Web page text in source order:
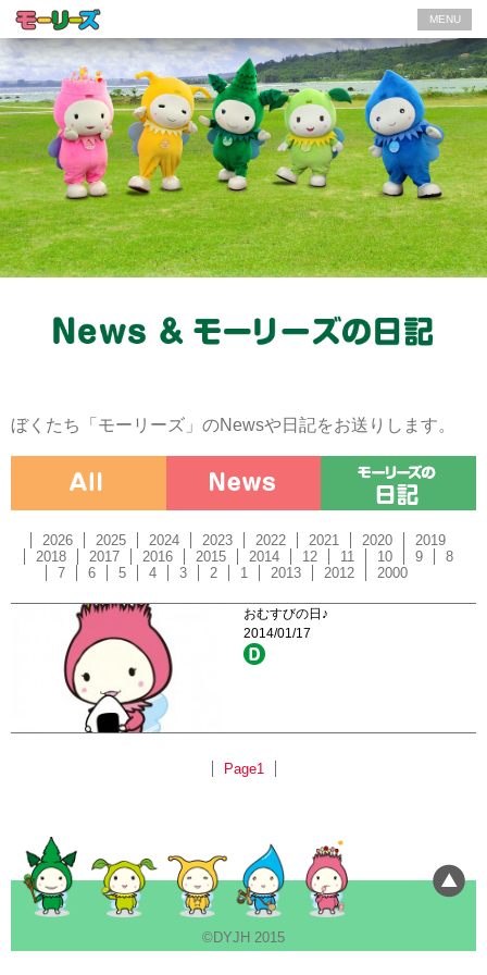
MENU
ぼくたち「モーリーズ」のNewsや日記をお送りします。
2026 2025 2024 2023 2022 2021 2020
2019
2018
2017 2016 2015 2014 12 11 10 9
8
7
6 5 4 3 2 1 2013 2012 2000
おむすびの日♪
2014/01/17
Page1
©DYJH 2015